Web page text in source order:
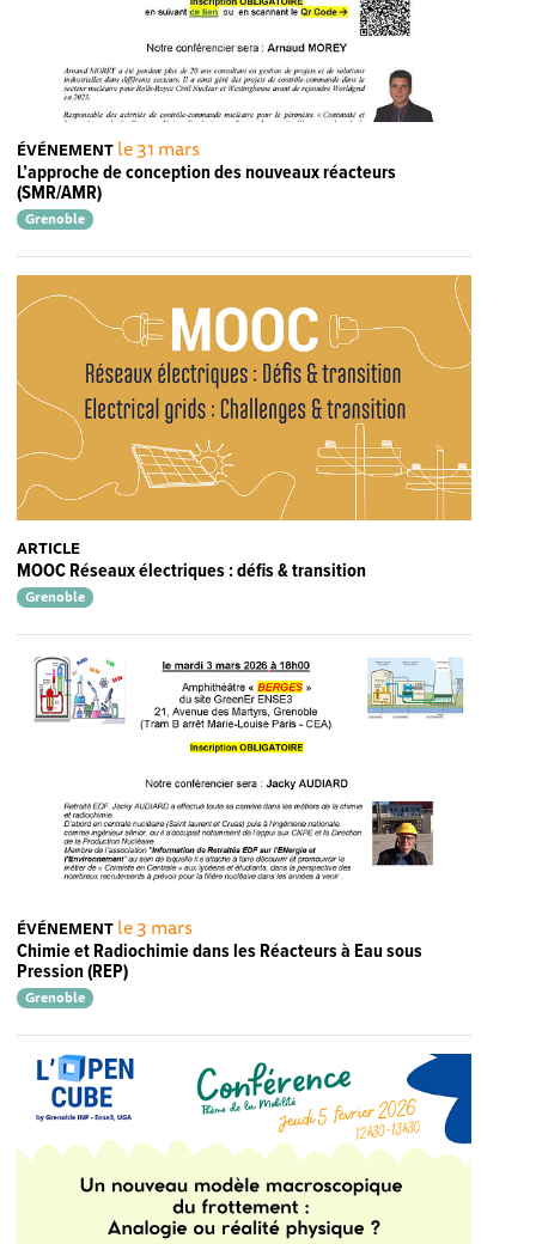
ÉVÉNEMENT le 31 mars
L’approche de conception des nouveaux réacteurs
(SMR/AMR)
Grenoble
ARTICLE
MOOC Réseaux électriques : défis & transition
Grenoble
ÉVÉNEMENT le 3 mars
Chimie et Radiochimie dans les Réacteurs à Eau sous
Pression (REP)
Grenoble